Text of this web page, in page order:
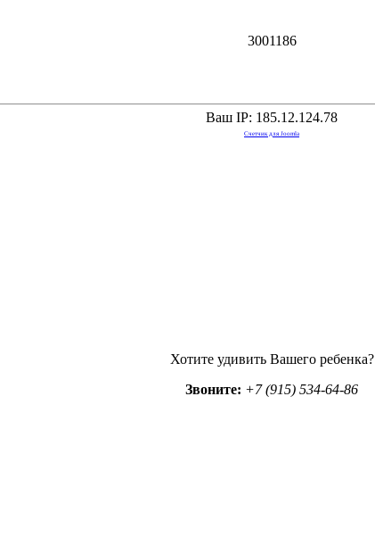
3001186
Ваш IP: 185.12.124.78
Счетчик для Joomla
Хотите удивить Вашего ребенка?
Звоните: +7 (915) 534-64-86